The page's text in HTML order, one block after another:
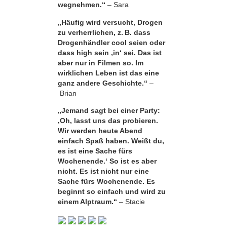
wegnehmen.“ – Sara
„Häufig wird versucht, Drogen
zu verherrlichen, z. B. dass
Drogenhändler cool seien oder
dass high sein ,in‘ sei. Das ist
aber nur in Filmen so. Im
wirklichen Leben ist das eine
ganz andere Geschichte.“ –
Brian
„Jemand sagt bei einer Party:
‚Oh, lasst uns das probieren.
Wir werden heute Abend
einfach Spaß haben. Weißt du,
es ist eine Sache fürs
Wochenende.‘ So ist es aber
nicht. Es ist nicht nur eine
Sache fürs Wochenende. Es
beginnt so einfach und wird zu
einem Alptraum.“ – Stacie